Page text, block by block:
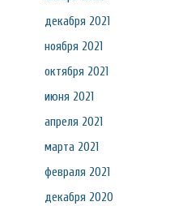
декабря 2021
ноября 2021
октября 2021
июня 2021
апреля 2021
марта 2021
февраля 2021
декабря 2020